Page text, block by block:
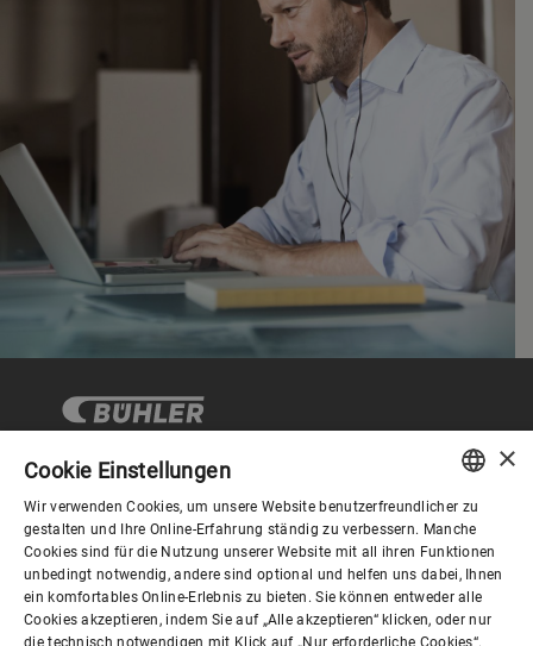
Corporate Governance
Über Bühler
ENGLISH
SPANISH
GERMAN
×
Cookie Einstellungen
Wir verwenden Cookies, um unsere Website benutzerfreundlicher zu
gestalten und Ihre Online-Erfahrung ständig zu verbessern. Manche
Cookies sind für die Nutzung unserer Website mit all ihren Funktionen
unbedingt notwendig, andere sind optional und helfen uns dabei, Ihnen
ein komfortables Online-Erlebnis zu bieten. Sie können entweder alle
Cookies akzeptieren, indem Sie auf „Alle akzeptieren“ klicken, oder nur
die technisch notwendigen mit Klick auf „Nur erforderliche Cookies“.